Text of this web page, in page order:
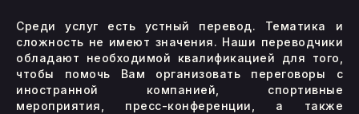
Среди услуг есть устный перевод. Тематика и
сложность не имеют значения. Наши переводчики
обладают необходимой квалификацией для того,
чтобы помочь Вам организовать переговоры с
иностранной компанией, спортивные
мероприятия, пресс-конференции, а также